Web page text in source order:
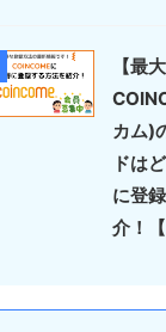
【最
カム)
ドは
に登
介！